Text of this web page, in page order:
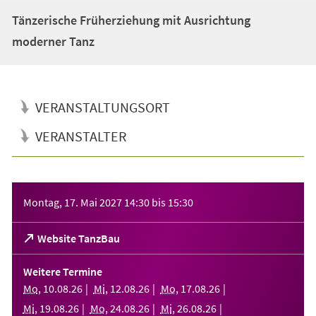
Tänzerische Früherziehung mit Ausrichtung
moderner Tanz
VERANSTALTUNGSORT
VERANSTALTER
Montag, 17. Mai 2027 14:30 bis 15:30
Website TanzBau
(Öffnet
in
einem
neuen
Tab)
Weitere Termine
Mo, 10.08.26 Mi, 12.08.26 Mo, 17.08.26
Mi, 19.08.26 Mo, 24.08.26 Mi, 26.08.26